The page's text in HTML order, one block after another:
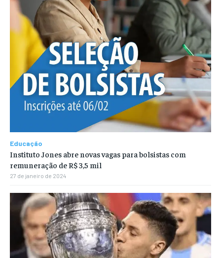
Educação
Instituto Jones abre novas vagas para bolsistas com
remuneração de R$ 3,5 mil
27 de janeiro de 2024